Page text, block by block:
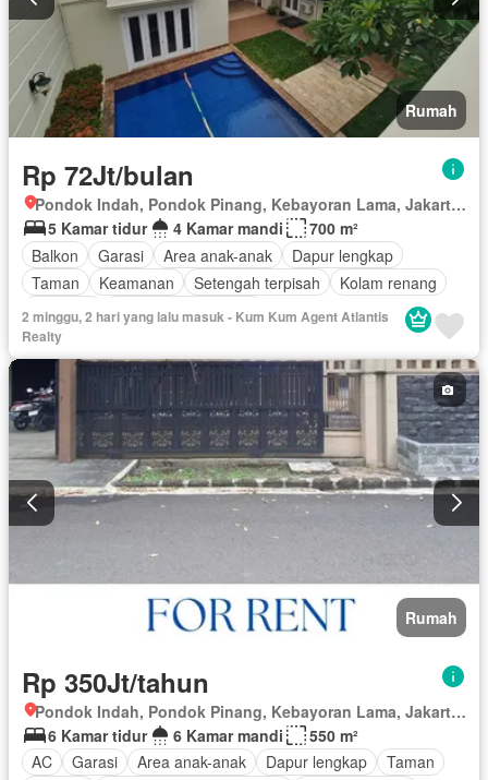
Rumah
Rp 72Jt/bulan
Pondok Indah, Pondok Pinang, Kebayoran Lama, Jakarta Selatan, Daerah Khusus Ibukota Jakarta
5 Kamar tidur
4 Kamar mandi
700 m²
Balkon
Garasi Area anak-anak
Dapur lengkap
Taman
Keamanan Setengah terpisah
Kolam renang
Halaman
Sebagian perabotan
2 minggu, 2 hari yang lalu masuk - Kum Kum Agent Atlantis
Realty
Rumah
Rp 350Jt/tahun
Pondok Indah, Pondok Pinang, Kebayoran Lama, Jakarta Selatan, Daerah Khusus Ibukota Jakarta
6 Kamar tidur
6 Kamar mandi
550 m²
AC
Garasi Area anak-anak Dapur lengkap
Taman